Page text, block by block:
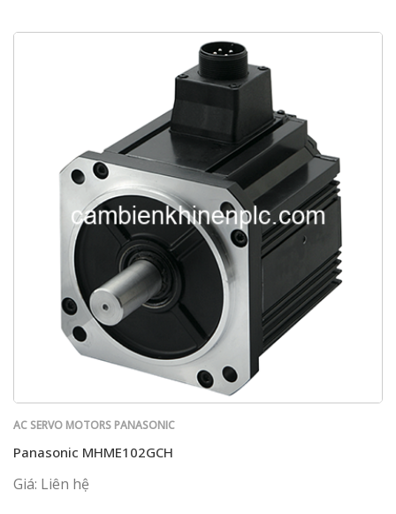
AC SERVO MOTORS PANASONIC
Panasonic MHME102GCH
Giá: Liên hệ